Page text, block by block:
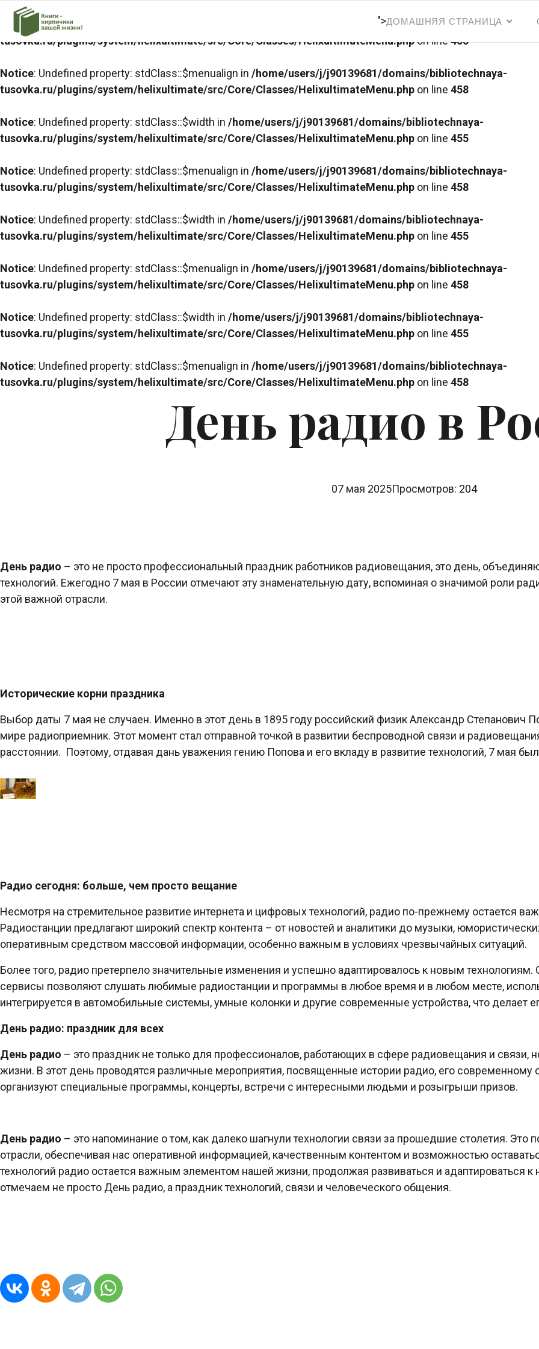
: Undefined property: stdClass::$width in
/home/users/j/j90139681/domains/bibliotechnaya-
tusovka.ru/plugins/system/helixultimate/src/Core/Classes/HelixultimateMenu.phpon line455
Notice: Undefined property: stdClass::$menualign in /home/users/j/j90139681/domains/bibliotechnaya-
tusovka.ru/plugins/system/helixultimate/src/Core/Classes/HelixultimateMenu.php on line 458
Notice: Undefined property: stdClass::$width in /home/users/j/j90139681/domains/bibliotechnaya-
tusovka.ru/plugins/system/helixultimate/src/Core/Classes/HelixultimateMenu.php on line 455
Notice: Undefined property: stdClass::$menualign in /home/users/j/j90139681/domains/bibliotechnaya-
tusovka.ru/plugins/system/helixultimate/src/Core/Classes/HelixultimateMenu.php on line 458
">ДОМАШНЯЯ СТРАНИЦА
Notice: Undefined property: stdClass::$width in /home/users/j/j90139681/domains/bibliotechnaya-
tusovka.ru/plugins/system/helixultimate/src/Core/Classes/HelixultimateMenu.php on line 455
Notice: Undefined property: stdClass::$menualign in /home/users/j/j90139681/domains/bibliotechnaya-
tusovka.ru/plugins/system/helixultimate/src/Core/Classes/HelixultimateMenu.php on line 458
Notice: Undefined property: stdClass::$width in /home/users/j/j90139681/domains/bibliotechnaya-
tusovka.ru/plugins/system/helixultimate/src/Core/Classes/HelixultimateMenu.php on line 455
Notice: Undefined property: stdClass::$menualign in /home/users/j/j90139681/domains/bibliotechnaya-
tusovka.ru/plugins/system/helixultimate/src/Core/Classes/HelixultimateMenu.php on line 458
День радио в
07 мая 2025Просмотров: 204
День радио – это не просто профессиональный праздник работников радиовещания, это день,
технологий. Ежегодно 7 мая в России отмечают эту знаменательную дату, вспоминая о значимой роли
этой важной отрасли.
Исторические корни праздника
Выбор даты 7 мая не случаен. Именно в этот день в 1895 году российский физик Александр Степанович
мире радиоприемник. Этот момент стал отправной точкой в развитии беспроводной связи и
расстоянии. Поэтому, отдавая дань уважения гению Попова и его вкладу в развитие технологий, 7 мая
Радио сегодня: больше, чем просто вещание
Несмотря на стремительное развитие интернета и цифровых технологий, радио по-прежнему остается
Радиостанции предлагают широкий спектр контента – от новостей и аналитики до музыки,
оперативным средством массовой информации, особенно важным в условиях чрезвычайных ситуаций.
Более того, радио претерпело значительные изменения и успешно адаптировалось к новым
сервисы позволяют слушать любимые радиостанции и программы в любое время и в любом месте,
интегрируется в автомобильные системы, умные колонки и другие современные устройства, что
День радио: праздник для всех
День радио – это праздник не только для профессионалов, работающих в сфере радиовещания и связи,
жизни. В этот день проводятся различные мероприятия, посвященные истории радио, его
организуют специальные программы, концерты, встречи с интересными людьми и розыгрыши призов.
День радио – это напоминание о том, как далеко шагнули технологии связи за прошедшие столетия. Это
отрасли, обеспечивая нас оперативной информацией, качественным контентом и возможностью
технологий радио остается важным элементом нашей жизни, продолжая развиваться и
отмечаем не просто День радио, а праздник технологий, связи и человеческого общения.